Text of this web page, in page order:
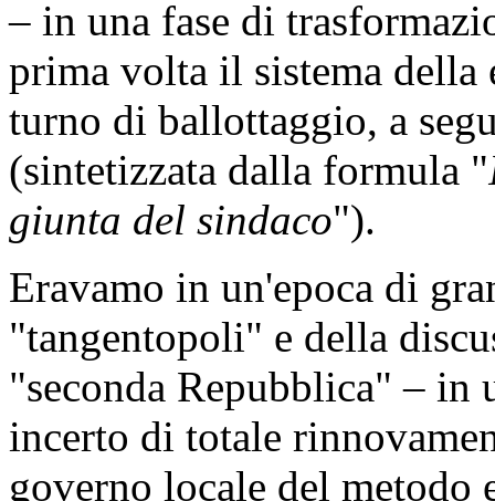
– in una fase di
prima volta il sistema della
turno di ballottaggio, a
(sintetizzata dalla formula "
giunta del sindaco").
Eravamo in un'epoca di
"tangentopoli" e della
"seconda Repubblica" – in
incerto di totale
governo locale del